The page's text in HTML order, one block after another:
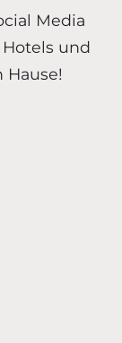
Media
und
Hause!